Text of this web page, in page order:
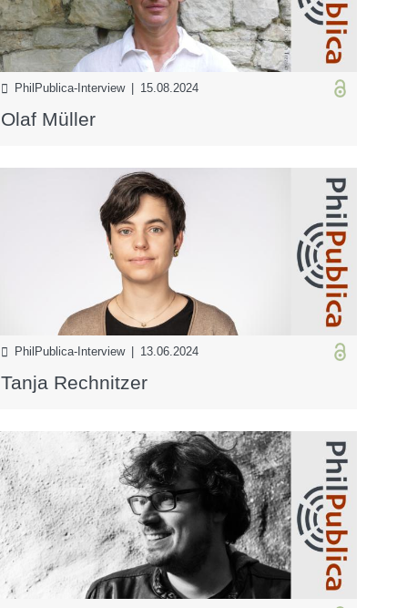
PhilPublica-Interview | 15.08.2024
Olaf Müller
PhilPublica-Interview | 13.06.2024
Tanja Rechnitzer